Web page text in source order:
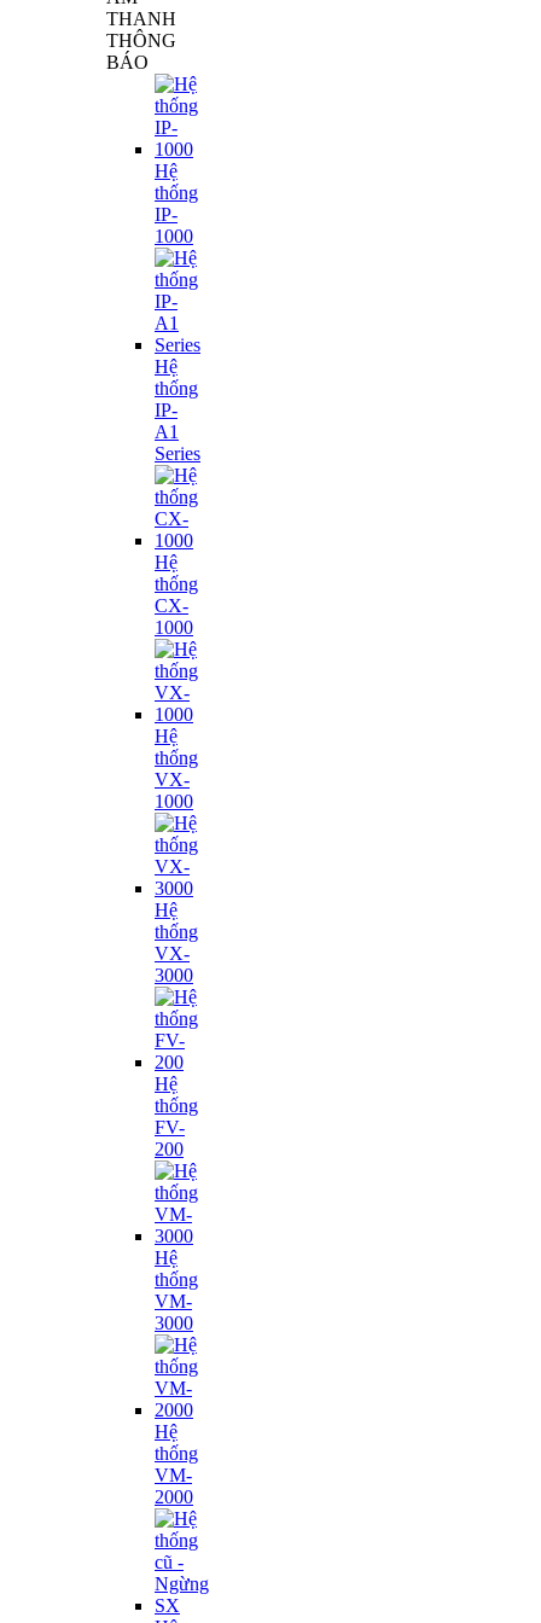
THANH
THÔNG
BÁO
Hệ
thống
IP-
1000
Hệ
thống
IP-
A1
Series
Hệ
thống
CX-
1000
Hệ
thống
VX-
1000
Hệ
thống
VX-
3000
Hệ
thống
FV-
200
Hệ
thống
VM-
3000
Hệ
thống
VM-
2000